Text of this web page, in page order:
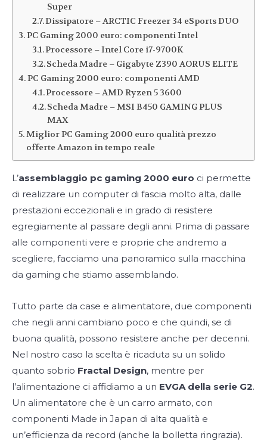
Super
Dissipatore – ARCTIC Freezer 34 eSports DUO
PC Gaming 2000 euro: componenti Intel
Processore – Intel Core i7-9700K
Scheda Madre – Gigabyte Z390 AORUS ELITE
PC Gaming 2000 euro: componenti AMD
Processore – AMD Ryzen 5 3600
Scheda Madre – MSI B450 GAMING PLUS
MAX
Miglior PC Gaming 2000 euro qualità prezzo
offerte Amazon in tempo reale
L’assemblaggio pc gaming 2000 euro ci permette
di realizzare un computer di fascia molto alta, dalle
prestazioni eccezionali e in grado di resistere
egregiamente al passare degli anni. Prima di passare
alle componenti vere e proprie che andremo a
scegliere, facciamo una panoramico sulla macchina
da gaming che stiamo assemblando.
Tutto parte da case e alimentatore, due componenti
che negli anni cambiano poco e che quindi, se di
buona qualità, possono resistere anche per decenni.
Nel nostro caso la scelta è ricaduta su un solido
quanto sobrio Fractal Design, mentre per
l’alimentazione ci affidiamo a un EVGA della serie G2.
Un alimentatore che è un carro armato, con
componenti Made in Japan di alta qualità e
un’efficienza da record (anche la bolletta ringrazia).